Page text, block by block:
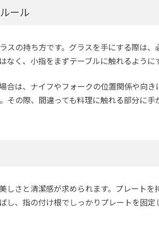
ール
スの持ち方です。グラスを手にする際は
く、小指をまずテーブルに触れるように
合は、ナイフやフォークの位置関係や向
その際、間違っても料理に触れる部分に
しさと清潔感が求められます。プレート
し、指の付け根でしっかりプレートを固